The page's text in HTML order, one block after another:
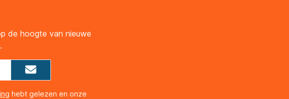
de hoogte van nieuwe
hebt gelezen en onze